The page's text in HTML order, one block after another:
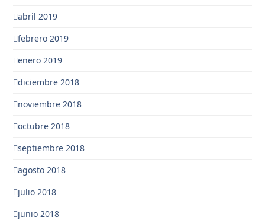
abril 2019
febrero 2019
enero 2019
diciembre 2018
noviembre 2018
octubre 2018
septiembre 2018
agosto 2018
julio 2018
junio 2018